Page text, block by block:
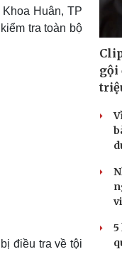
Doanh nhân
Vì cộng đồng
Huân, TP
tra toàn bộ
điều tra về tội
gội
5